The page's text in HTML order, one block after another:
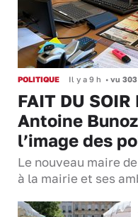
POLITIQUE Il y a 9 h • vu
FAIT DU
Antoine
l’image des
Le nouveau maire
à la mairie et ses